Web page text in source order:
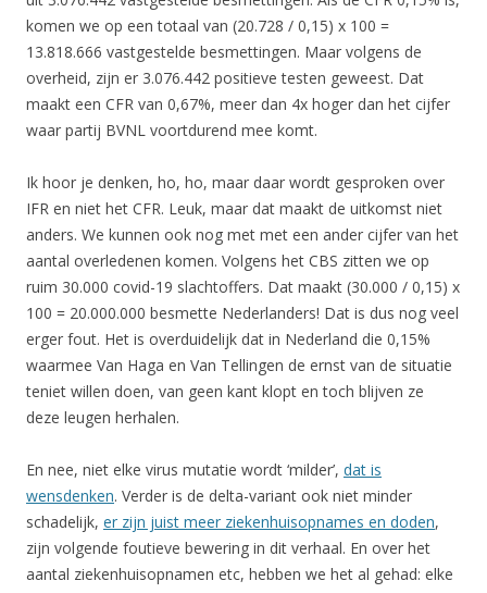
komen we op een totaal van (20.728 / 0,15) x 100 =
13.818.666 vastgestelde besmettingen. Maar volgens de
overheid, zijn er 3.076.442 positieve testen geweest. Dat
maakt een CFR van 0,67%, meer dan 4x hoger dan het cijfer
waar partij BVNL voortdurend mee komt.
Ik hoor je denken, ho, ho, maar daar wordt gesproken over
IFR en niet het CFR. Leuk, maar dat maakt de uitkomst niet
anders. We kunnen ook nog met met een ander cijfer van het
aantal overledenen komen. Volgens het CBS zitten we op
ruim 30.000 covid-19 slachtoffers. Dat maakt (30.000 / 0,15) x
100 = 20.000.000 besmette Nederlanders! Dat is dus nog veel
erger fout. Het is overduidelijk dat in Nederland die 0,15%
waarmee Van Haga en Van Tellingen de ernst van de situatie
teniet willen doen, van geen kant klopt en toch blijven ze
deze leugen herhalen.
En nee, niet elke virus mutatie wordt ‘milder’, dat is
wensdenken. Verder is de delta-variant ook niet minder
schadelijk, er zijn juist meer ziekenhuisopnames en doden,
zijn volgende foutieve bewering in dit verhaal. En over het
aantal ziekenhuisopnamen etc, hebben we het al gehad: elke